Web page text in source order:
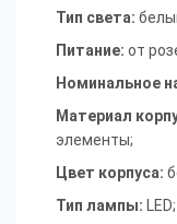
Тип света:
Питание: от
Номинальное
Материал
элементы;
Цвет корпуса:
Тип лампы: LED;